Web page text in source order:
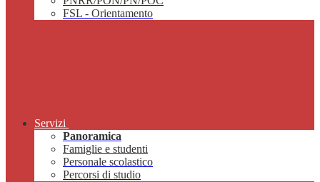
FSL - Orientamento
Servizi
Panoramica
Famiglie e studenti
Personale scolastico
Percorsi di studio